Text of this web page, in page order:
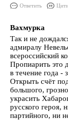
Ответить
Вахмурка
Так и не
адмиралу
всероссийский
Пропиарить это
в течение года -
Открыть счёт
большого,
украсить
русского героя,
партийного, ни